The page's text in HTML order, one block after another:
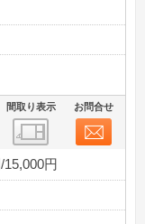
間取り表示 お問合せ
15,000円